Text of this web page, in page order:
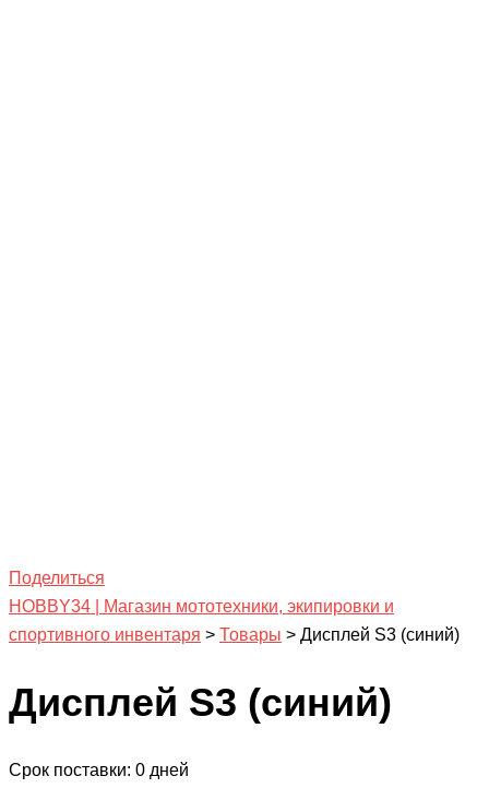
Поделиться
HOBBY34 | Магазин мототехники, экипировки и
спортивного инвентаря > Товары > Дисплей S3 (синий)
Дисплей S3 (синий)
Срок поставки: 0 дней